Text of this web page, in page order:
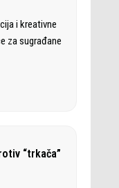
i kreativne
za sugrađane
“trkača”